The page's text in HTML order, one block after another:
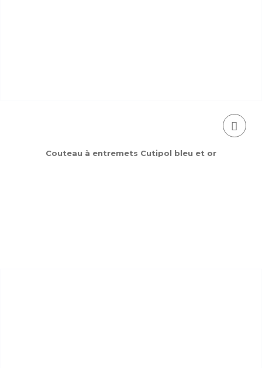
Couteau à entremets Cutipol bleu et or